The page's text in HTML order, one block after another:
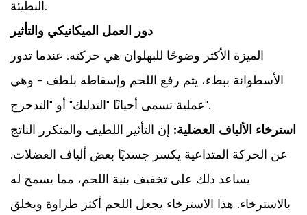
العمل
الميكانيكي
والتأثير
سحر
الفراغ
2
3
التفاعل
الكيميائي
للتتبيل
البطيئة.
دور العمل الميكانيكي والتأثير
الميزة الأكثر وضوحًا للبهلوان هي حركته. عندما تدور
الأسطوانة ببطء، يتم رفع اللحم وإسقاطه بلطف - وهي
عملية تسمى أحيانًا "التدليك" أو "التدحرج".
استرخاء الألياف العضلية: إن التأثير اللطيف والمتكرر الناتج
عن الحركة المتداعية يكسر جسديًا بعض ألياف العضلات.
يساعد ذلك على تخفيف بنية اللحم، مما يسمح له
بالاسترخاء. هذا الاسترخاء يجعل اللحم أكثر طراوة ويخلق